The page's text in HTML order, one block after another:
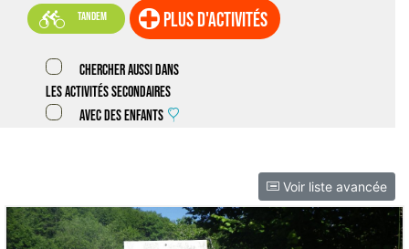
 tandem plus d'activités
Chercher aussi dans
les activités secondaires
Avec des enfants
Voir liste avancée